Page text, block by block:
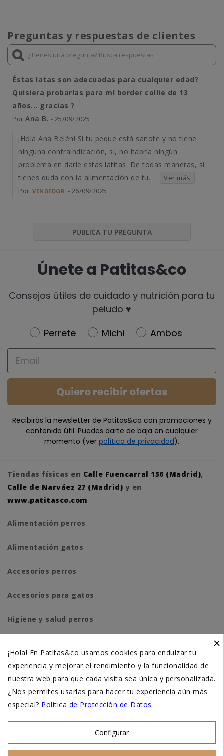
Preguntas y respuestas de clientes
Éstas latas son adecuadas para cualquier edad?
Quisiera probarlas para mí border collie de 13
años... gracias ?
Por Ana B. - 25/09/2025
¡Hola Ana Belén! Si tu peque está sanote y no tiene
ninguna contraindicación, sí, no habría ningún
problema en darle estas latitas. De todas maneras, si
tienes duda con la alimentación de tu...
Ver más
Por VENDEDOR - 26/09/2025
PUBLICA TU PREGUNTA
Únete a Patitas&co
Consejos útiles de cuidado y nutrición para tu
peludo ♥️
Newsletter
Perrete Michi
Ambos
Email
Quiero recibir ofertas
Recibirás la newsletter de Patitas&co con promociones y
contenido útil. Puedes darte de baja en cualquier
momento (ver política de privacidad).
Tiendas físicas en Calle Fuencarral 156 (Madrid),
Calle de Narváez 27 (Madrid) y en
www.patitasco.com
Alimentación perros
Alimentación gatos
Accesorios perros
Accesorios para gatos
Higiene y salud perros
Suplementación natural
Otros
×
¡Hola! En Patitas&co usamos cookies para endulzar tu
experiencia y mejorar el rendimiento y la funcionalidad de
nuestra web para que cada visita sea única y personalizada.
¿Nos permites usarlas para hacer tu experiencia aún más
especial? Política de Protección de Datos
Configurar